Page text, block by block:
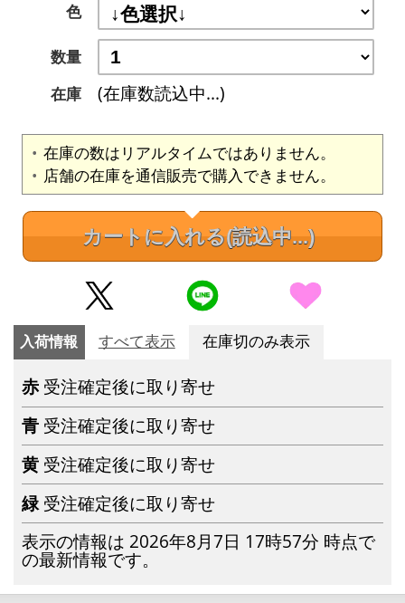
色
数量
在庫
(在庫数読込中...)
在庫の数はリアルタイムではありません。
店舗の在庫を通信販売で購入できません。
カートに入れる(読込中...)
入荷情報 すべて表示 在庫切のみ表示
赤 受注確定後に取り寄せ
青 受注確定後に取り寄せ
黄 受注確定後に取り寄せ
緑 受注確定後に取り寄せ
表示の情報は 2026年8月7日 17時57分 時点で
の最新情報です。